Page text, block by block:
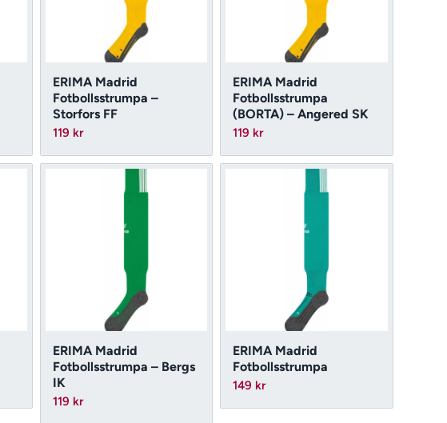
ERIMA Madrid
Fotbollsstrumpa –
Storfors FF
119 kr
ERIMA Madrid
Fotbollsstrumpa
(BORTA) – Angered SK
119 kr
ERIMA Madrid
Fotbollsstrumpa – Bergs
IK
119 kr
ERIMA Madrid
Fotbollsstrumpa
149 kr